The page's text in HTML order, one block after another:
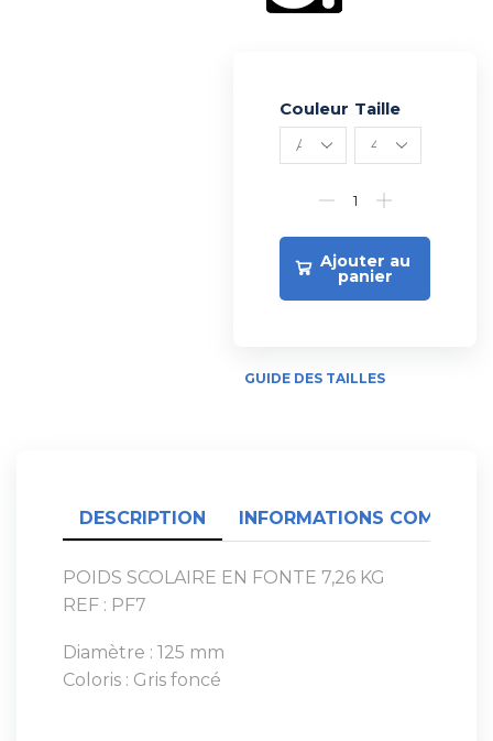
Couleur Taille
Ajouter au
panier
Alternative:
GUIDE DES TAILLES
DESCRIPTION INFORMATIONS
POIDS SCOLAIRE EN FONTE 7,26 KG
REF : PF7
Diamètre : 125 mm
Coloris : Gris foncé